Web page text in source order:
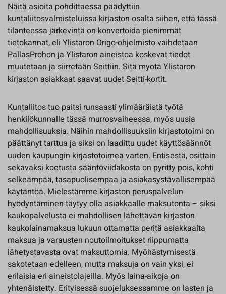
Näitä asioita pohdittaessa päädyttiin
kuntaliitosvalmisteluissa kirjaston osalta siihen, että tässä
tilanteessa järkevintä on konvertoida pienimmät
tietokannat, eli Ylistaron Origo-ohjelmisto vaihdetaan
PallasProhon ja Ylistaron aineistoa koskevat tiedot
muutetaan ja siirretään Seittiin. Sitä myötä Ylistaron
kirjaston asiakkaat saavat uudet Seitti-kortit.
Kuntaliitos tuo paitsi runsaasti ylimääräistä työtä
henkilökunnalle tässä murrosvaiheessa, myös uusia
mahdollisuuksia. Näihin mahdollisuuksiin kirjastotoimi on
päättänyt tarttua ja siksi on laadittu uudet käyttösäännöt
uuden kaupungin kirjastotoimea varten. Entisestä, osittain
sekavaksi koetusta sääntöviidakosta on pyritty pois, kohti
selkeämpää, tasapuolisempaa ja asiakasystävällisempää
käytäntöä. Mielestämme kirjaston peruspalvelun
hyödyntäminen täytyy olla asiakkaalle maksutonta – siksi
kaukopalvelusta ei mahdollisen lähettävän kirjaston
kaukolainamaksua lukuun ottamatta peritä asiakkaalta
maksua ja varausten noutoilmoitukset riippumatta
lähetystavasta ovat maksuttomia. Myöhästymisestä
sakotetaan edelleen, mutta maksuja on vain yksi, ei
erilaisia eri aineistolajeilla. Myös laina-aikoja on
yhtenäistetty. Erityisessä suojeluksessamme on lasten ja